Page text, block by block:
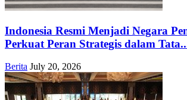
Indonesia Resmi Menjadi Negara
Perkuat Peran Strategis dalam
Berita July 20, 2026